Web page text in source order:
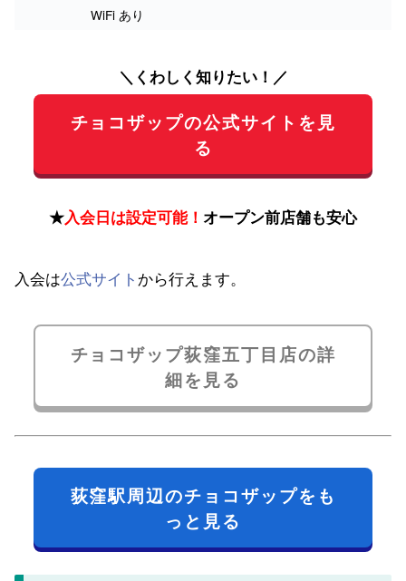
WiFi あり
＼くわしく知りたい！／
チョコザップの公式サイトを見
る
★入会日は設定可能！ オープン前店舗も安心
入会は公式サイト から行えます。
チョコザップ荻窪五丁目店の詳
細を見る
荻窪駅周辺のチョコザップをも
っと見る